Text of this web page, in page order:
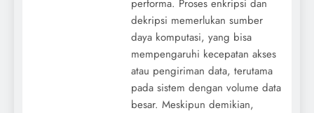
performa. Proses enkripsi dan
dekripsi memerlukan sumber
daya komputasi, yang bisa
mempengaruhi kecepatan akses
atau pengiriman data, terutama
pada sistem dengan volume data
besar. Meskipun demikian,